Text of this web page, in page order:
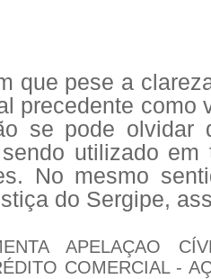
que pese a
precedente como
se pode olvidar
utilizado
No mesmo
do Sergipe,
APELAÇAO
COMERCIAL -